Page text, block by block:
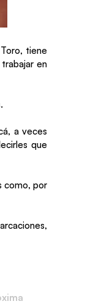
tiene
en
a veces
que
como, por